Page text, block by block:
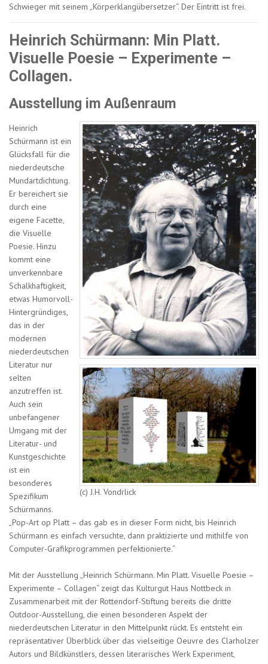
Schwieger mit seinem „Körperklangübersetzer“. Der Eintritt ist frei.
Heinrich Schürmann: Min Platt.
Visuelle Poesie – Experimente –
Collagen.
Ausstellung im Außenraum
(c) J.H. Vondrlick
Heinrich
Schürmann ist ein
Glücksfall für die
niederdeutsche
Mundartdichtung.
Er bereichert sie
durch eine
eigene Facette,
die Visuelle
Poesie. Hinzu
kommt eine
unverkennbare
Schalkhaftigkeit,
etwas Humorvoll-
Hintergründiges,
das in der
modernen
niederdeutschen
Literatur nur
selten
anzutreffen ist.
Auch sein
unbefangener
Umgang mit der
Literatur- und
Kunstgeschichte
ist ein
besonderes
Spezifikum
Schürmanns.
„Pop-Art op Platt – das gab es in dieser Form nicht, bis Heinrich
Schürmann es einfach versuchte, dann praktizierte und mithilfe von
Computer-Grafikprogrammen perfektionierte.“
Mit der Ausstellung „Heinrich Schürmann. Min Platt. Visuelle Poesie –
Experimente – Collagen“ zeigt das Kulturgut Haus Nottbeck in
Zusammenarbeit mit der Rottendorf-Stiftung bereits die dritte
Outdoor-Ausstellung, die einen besonderen Aspekt der
niederdeutschen Literatur in den Mittelpunkt rückt. Es entsteht ein
repräsentativer Überblick über das vielseitige Oeuvre des Clarholzer
Autors und Bildkünstlers, dessen literarisches Werk Experiment,